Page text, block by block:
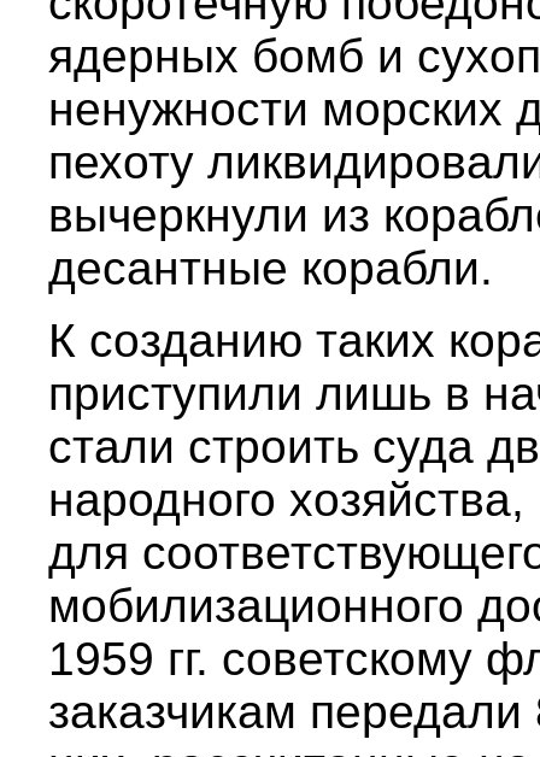
ядерных бомб и
ненужности морских
пехоту
вычеркнули из
десантные корабли.
К созданию таких
приступили лишь в
стали строить суда
народного
для
мобилизационного
1959 гг. советскому
заказчикам